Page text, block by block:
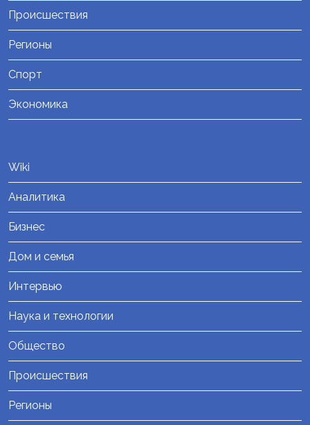
Происшествия
Регионы
Спорт
Экономика
Wiki
Аналитика
Бизнес
Дом и семья
Интервью
Наука и технологии
Общество
Происшествия
Регионы